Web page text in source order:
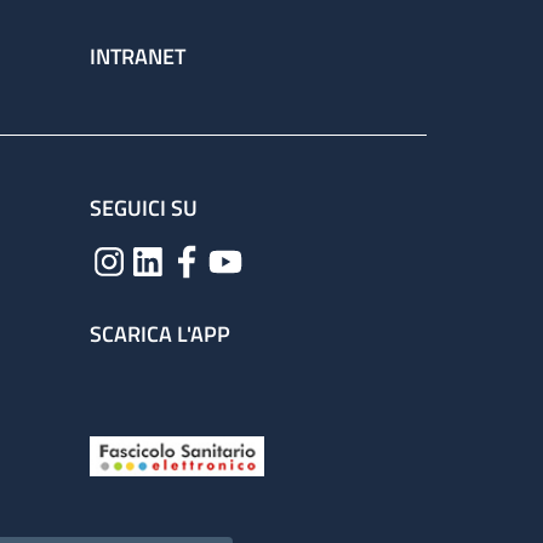
INTRANET
SEGUICI SU
SCARICA L'APP